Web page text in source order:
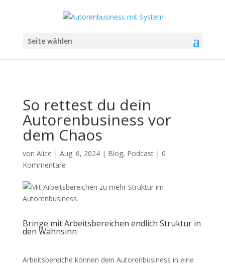
Seite wählen
So rettest du dein
Autorenbusiness vor
dem Chaos
von Alice | Aug. 6, 2024| Blog, Podcast| 0
Kommentare
Bringe mit Arbeitsbereichen endlich Struktur in
den Wahnsinn
Arbeitsbereiche können dein Autorenbusiness in eine